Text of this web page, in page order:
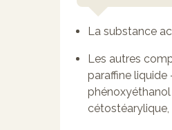
La substance
Les autres
paraffine
phénoxyéthanol